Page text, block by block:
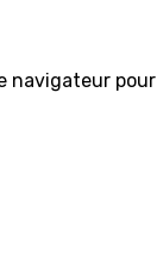
navigateur